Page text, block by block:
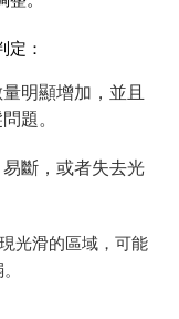
定：
明顯增加，並且
題。
易斷，或者失去光
光滑的區域，可能